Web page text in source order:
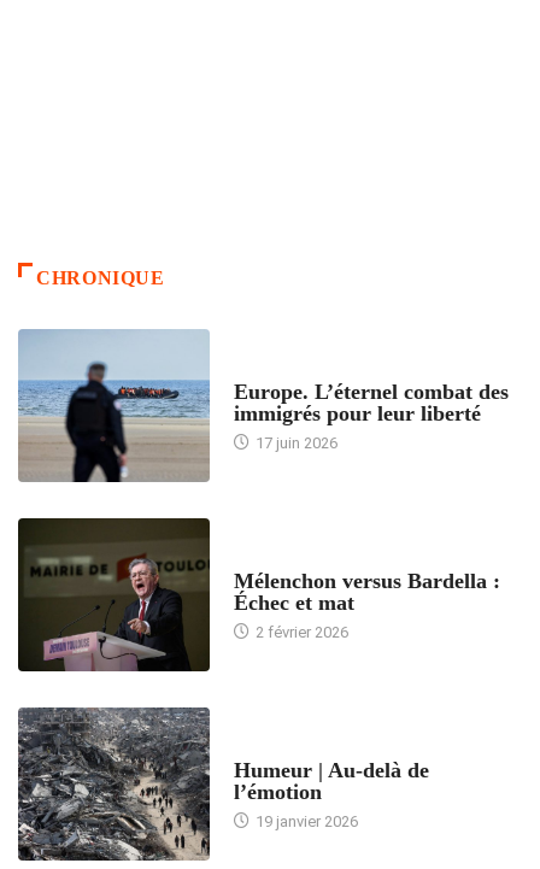
CHRONIQUE
Europe. L’éternel combat des
immigrés pour leur liberté
17 juin 2026
Mélenchon versus Bardella :
Échec et mat
2 février 2026
Humeur | Au-delà de
l’émotion
19 janvier 2026